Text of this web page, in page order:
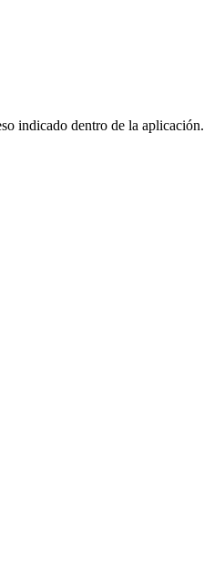
indicado dentro de la aplicación.